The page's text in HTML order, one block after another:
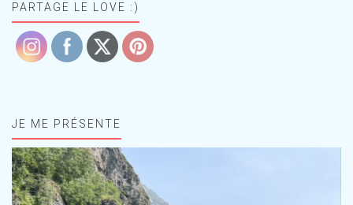
PARTAGE LE LOVE :)
JE ME PRÉSENTE